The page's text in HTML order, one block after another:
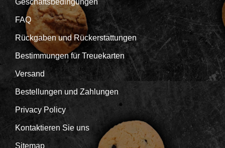
Geschäftsbedingungen
FAQ
Rückgaben und Rückerstattungen
Bestimmungen für Treuekarten
Versand
Bestellungen und Zahlungen
Privacy Policy
Kontaktieren Sie uns
Sitemap